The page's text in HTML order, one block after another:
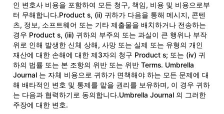
인 변호사 비용을 포함하여 모든 청구, 책임, 비용 및 비용으로부
터 무해합니다.Product s, (ii) 귀하가 다음을 통해 메시지, 콘텐
츠, 정보, 소프트웨어 또는 기타 제출물을 배치하거나 전송하는
경우 Product s, (iii) 귀하의 부주의 또는 과실이 큰 행위나 부작
위로 인해 발생한 신체 상해, 사망 또는 실제 또는 유형의 개인
재산에 대한 손해에 대한 제3자의 청구 Product s; 또는 (iv) 귀
하의 법률 또는 본 조항의 위반 또는 위반 Terms. Umbrella
Journal 는 자체 비용으로 귀하가 면책해야 하는 모든 문제에 대
해 배타적인 변호 및 통제를 맡을 권리를 보유하며, 이 경우 귀하
는 다음과 협력하기로 동의합니다.Umbrella Journal 의 그러한
주장에 대한 변호.